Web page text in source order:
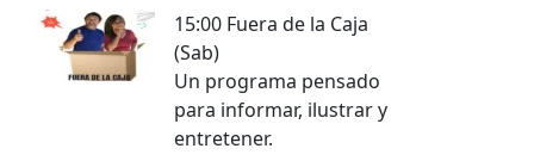
15:00 Fuera de la Caja
(Sab)
Un programa pensado
para informar, ilustrar y
entretener.